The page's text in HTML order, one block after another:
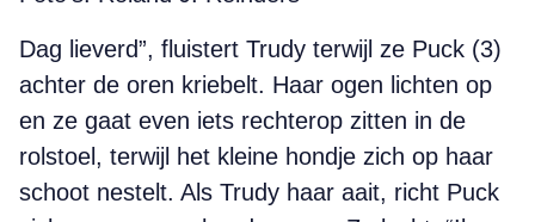
Dag lieverd”, fluistert Trudy terwijl ze Puck (3)
achter de oren kriebelt. Haar ogen lichten op
en ze gaat even iets rechterop zitten in de
rolstoel, terwijl het kleine hondje zich op haar
schoot nestelt. Als Trudy haar aait, richt Puck